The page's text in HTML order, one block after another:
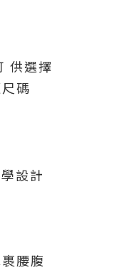
供選擇
碼
設計
腰腹